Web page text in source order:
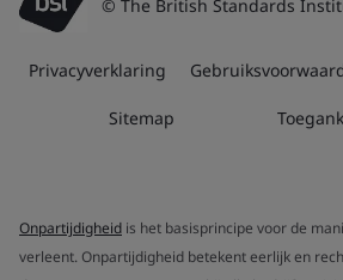
© The British Standards
Privacyverklaring
Sitemap
Onpartijdigheid is het basisprincipe voor de
verleent. Onpartijdigheid betekent eerlijk en